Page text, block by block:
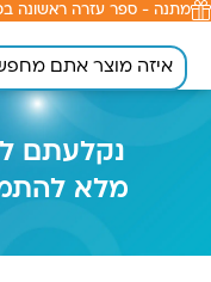
לתוכן
מתנה - ספר עזרה ראשונה
נקלעתם
מלא